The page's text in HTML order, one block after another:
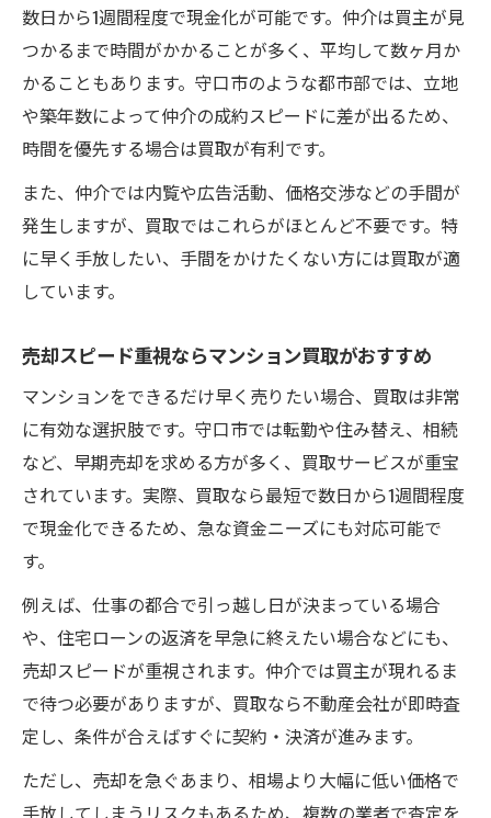
数日から1週間程度で現金化が可能です。仲介は買主が見
つかるまで時間がかかることが多く、平均して数ヶ月か
かることもあります。守口市のような都市部では、立地
や築年数によって仲介の成約スピードに差が出るため、
時間を優先する場合は買取が有利です。
また、仲介では内覧や広告活動、価格交渉などの手間が
発生しますが、買取ではこれらがほとんど不要です。特
に早く手放したい、手間をかけたくない方には買取が適
しています。
売却スピード重視ならマンション買取がおすすめ
マンションをできるだけ早く売りたい場合、買取は非常
に有効な選択肢です。守口市では転勤や住み替え、相続
など、早期売却を求める方が多く、買取サービスが重宝
されています。実際、買取なら最短で数日から1週間程度
で現金化できるため、急な資金ニーズにも対応可能で
す。
例えば、仕事の都合で引っ越し日が決まっている場合
や、住宅ローンの返済を早急に終えたい場合などにも、
売却スピードが重視されます。仲介では買主が現れるま
で待つ必要がありますが、買取なら不動産会社が即時査
定し、条件が合えばすぐに契約・決済が進みます。
ただし、売却を急ぐあまり、相場より大幅に低い価格で
手放してしまうリスクもあるため、複数の業者で査定を